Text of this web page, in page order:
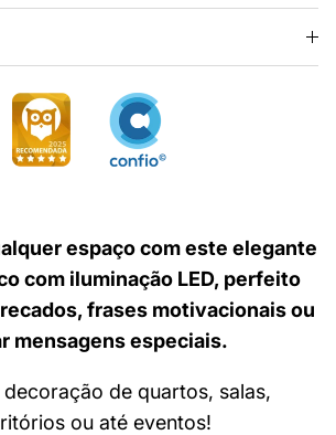
espaço com este elegante
com iluminação LED, perfeito
frases motivacionais ou
mensagens especiais.
de quartos, salas,
ou até eventos!